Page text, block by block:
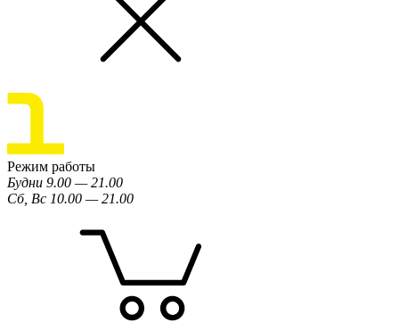
Режим работы
Будни 9.00 — 21.00
Сб, Вс 10.00 — 21.00